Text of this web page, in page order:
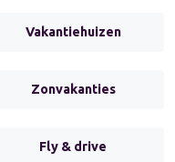
Vakantiehuizen
Zonvakanties
Fly & drive